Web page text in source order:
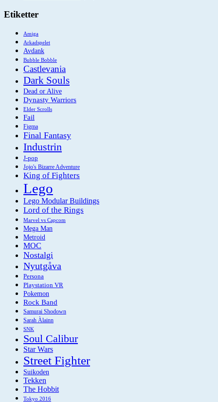
Etiketter
Amiga
Arkadspelet
Avdank
Bubble Bobble
Castlevania
Dark Souls
Dead or Alive
Dynasty Warriors
Elder Scrolls
Fail
Figma
Final Fantasy
Industrin
J-pop
Jojo's Bizarre Adventure
King of Fighters
Lego
Lego Modular Buildings
Lord of the Rings
Marvel vs Capcom
Mega Man
Metroid
MOC
Nostalgi
Nyutgåva
Persona
Playstation VR
Pokemon
Rock Band
Samurai Shodown
Sarah Àlainn
SNK
Soul Calibur
Star Wars
Street Fighter
Suikoden
Tekken
The Hobbit
Tokyo 2016